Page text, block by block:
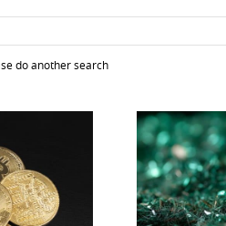
do another search